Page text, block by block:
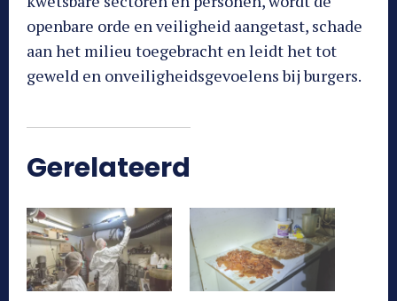
openbare orde en veiligheid aangetast, schade
aan het milieu toegebracht en leidt het tot
geweld en onveiligheidsgevoelens bij burgers.
Gerelateerd